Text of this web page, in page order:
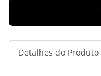
Detalhes do Produto